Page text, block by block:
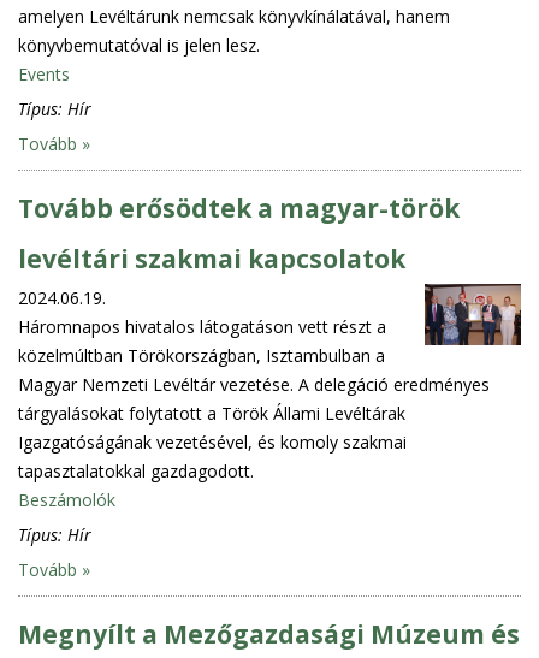
amelyen Levéltárunk nemcsak könyvkínálatával, hanem
könyvbemutatóval is jelen lesz.
Events
Típus: Hír
Tovább »
Tovább erősödtek a magyar-török
levéltári szakmai kapcsolatok
2024.06.19.
Háromnapos hivatalos látogatáson vett részt a
közelmúltban Törökországban, Isztambulban a
Magyar Nemzeti Levéltár vezetése. A delegáció eredményes
tárgyalásokat folytatott a Török Állami Levéltárak
Igazgatóságának vezetésével, és komoly szakmai
tapasztalatokkal gazdagodott.
Beszámolók
Típus: Hír
Tovább »
Megnyílt a Mezőgazdasági Múzeum és